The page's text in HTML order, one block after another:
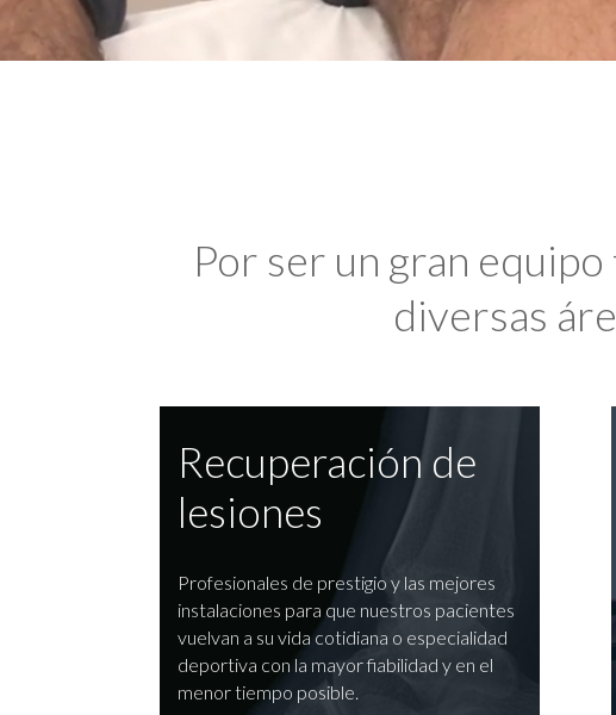
Por ser un gran
diversas
Recuperación de
lesiones
Profesionales de prestigio y las mejores
instalaciones para que nuestros pacientes
vuelvan a su vida cotidiana o especialidad
deportiva con la mayor fiabilidad y en el
menor tiempo posible.